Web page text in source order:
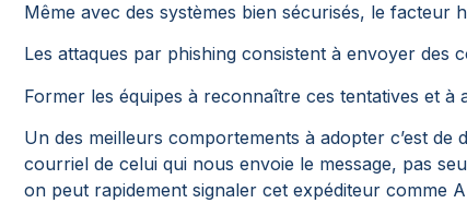
Même avec des systèmes bien sécurisés, le facteur
Les attaques par phishing consistent à envoyer des
Former les équipes à reconnaître ces tentatives et
Un des meilleurs comportements à adopter c’est
courriel de celui qui nous envoie le message, pas
on peut rapidement signaler cet expéditeur comme